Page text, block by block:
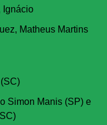
Ignácio
Matheus Martins
Simon Manis (SP) e